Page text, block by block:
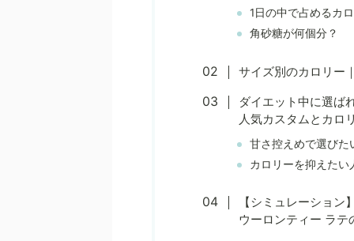
1日の中で占めるカ
角砂糖が何個分？
サイズ別のカロリー
ダイエット中に選ば
人気カスタムとカロ
甘さ控えめで選びた
カロリーを抑えたい
【シミュレーショ
ウーロンティー ラテ